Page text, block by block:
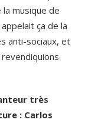
musique de
appelait ça de la
anti-sociaux, et
très
: Carlos